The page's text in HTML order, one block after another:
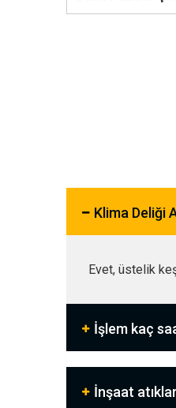
Klima Deliği
Evet, üstelik
İşlem kaç
İnşaat